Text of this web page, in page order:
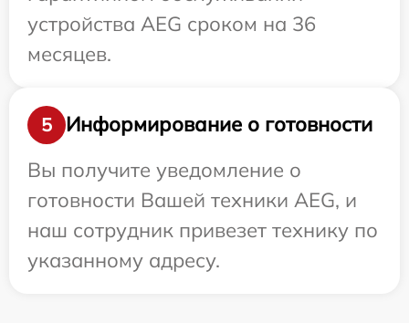
устройства AEG сроком на 36
месяцев.
5
Информирование о готовности
Вы получите уведомление о
готовности Вашей техники AEG, и
наш сотрудник привезет технику по
указанному адресу.